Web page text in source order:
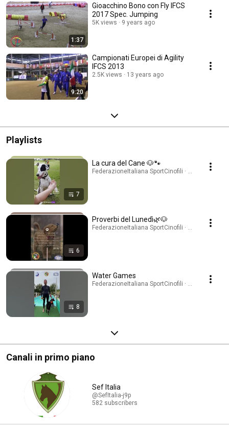
1:37
Gioacchino Bono​ con Fly IFCS
2017 Spec. Jumping
5K views 9 years ago
9:20
Campionati Europei di Agility
IFCS 2013
2.5K views 13 years ago
Playlists
7
La cura del Cane 🐶🐾
FederazioneItaliana SportCinofili · Playlist
6
Proverbi del Lunedì🌿🐶
FederazioneItaliana SportCinofili · Playlist
8
Water Games
FederazioneItaliana SportCinofili · Playlist
Canali in primo piano
Sef Italia
@SefItalia-j9p
582 subscribers